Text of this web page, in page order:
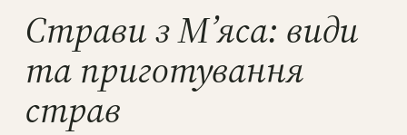
Страви з М’яса: види
та приготування
страв